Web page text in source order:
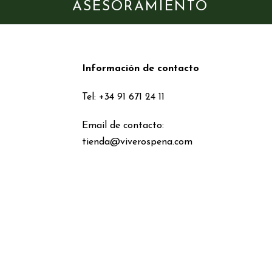
ASESORAMIENTO
Información de contacto
Tel: +34 91 671 24 11
Email de contacto:
tienda@viverospena.com